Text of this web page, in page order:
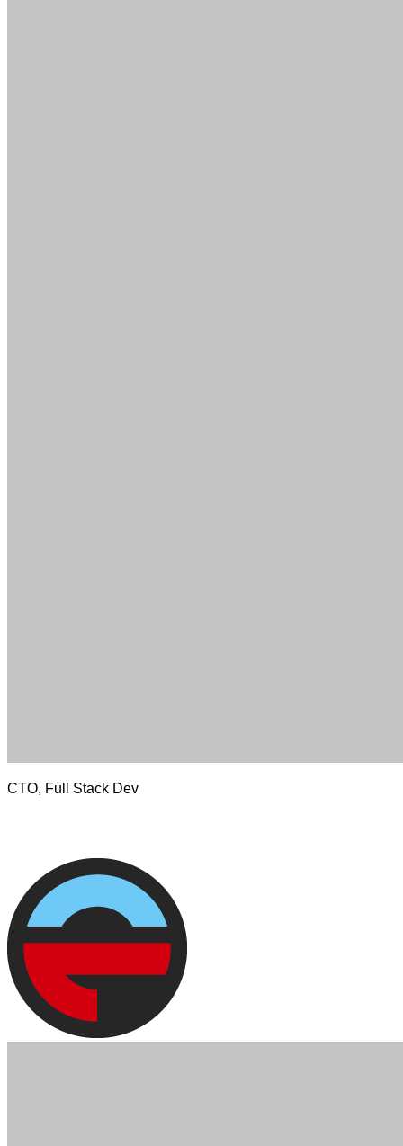
CTO, Full Stack Dev